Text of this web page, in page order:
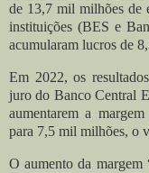
de 13,7 mil milhões de
instituições (BES e
acumularam lucros de
Em 2022, os
juro do Banco Central
aumentarem a
para 7,5 mil milhões, o
O aumento da margem